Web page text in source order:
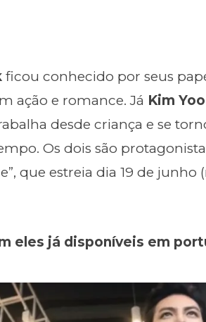
ficou conhecido por seus
ação e romance. Já Kim
desde criança e se
Os dois são
que estreia dia 19 de
eles já disponíveis em